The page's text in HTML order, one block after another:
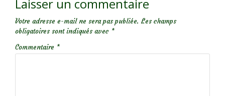
Laisser un commentaire
Votre adresse e-mail ne sera pas publiée. Les champs
obligatoires sont indiqués avec *
Commentaire *